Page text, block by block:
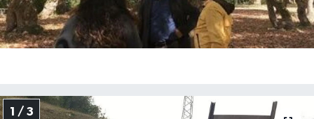
1 / 3
Sivil Toplum
Spor